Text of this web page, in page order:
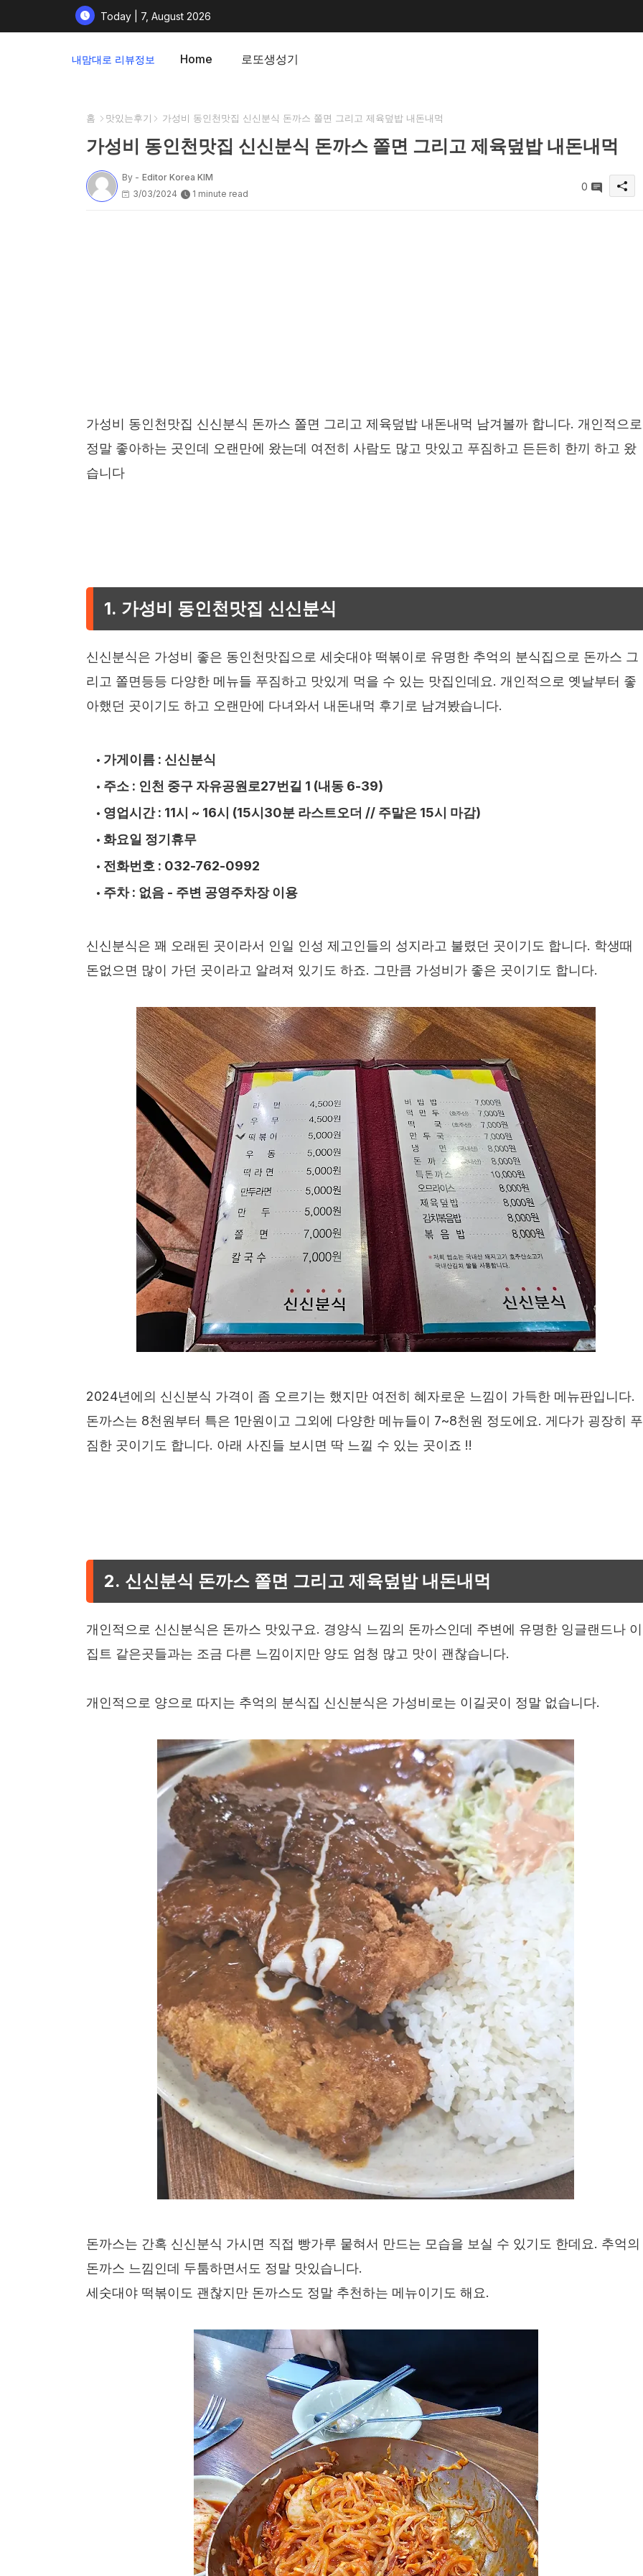
Today | 7, August 2026
내맘대로 리뷰정보 Home 로또생성기
홈 맛있는후기 가성비 동인천맛집 신신분식 돈까스 쫄면 그리고 제육덮밥 내돈내먹
가성비 동인천맛집 신신분식 돈까스 쫄면 그리고 제육덮밥 내돈내먹
By - Editor Korea KIM
3/03/2024
1 minute read
0
가성비 동인천맛집 신신분식 돈까스 쫄면 그리고 제육덮밥 내돈내먹 남겨볼까 합니다. 개인적으로
정말 좋아하는 곳인데 오랜만에 왔는데 여전히 사람도 많고 맛있고 푸짐하고 든든히 한끼 하고 왔
습니다
1. 가성비 동인천맛집 신신분식
신신분식은 가성비 좋은 동인천맛집으로 세숫대야 떡볶이로 유명한 추억의 분식집으로 돈까스 그
리고 쫄면등등 다양한 메뉴들 푸짐하고 맛있게 먹을 수 있는 맛집인데요. 개인적으로 옛날부터 좋
아했던 곳이기도 하고 오랜만에 다녀와서 내돈내먹 후기로 남겨봤습니다.
가게이름 : 신신분식
주소 : 인천 중구 자유공원로27번길 1 (내동 6-39)
영업시간 : 11시 ~ 16시 (15시30분 라스트오더 // 주말은 15시 마감)
화요일 정기휴무
전화번호 : 032-762-0992
주차 : 없음 - 주변 공영주차장 이용
신신분식은 꽤 오래된 곳이라서 인일 인성 제고인들의 성지라고 불렸던 곳이기도 합니다. 학생때
돈없으면 많이 가던 곳이라고 알려져 있기도 하죠. 그만큼 가성비가 좋은 곳이기도 합니다.
2024년에의 신신분식 가격이 좀 오르기는 했지만 여전히 혜자로운 느낌이 가득한 메뉴판입니다.
돈까스는 8천원부터 특은 1만원이고 그외에 다양한 메뉴들이 7~8천원 정도에요. 게다가 굉장히 푸
짐한 곳이기도 합니다. 아래 사진들 보시면 딱 느낄 수 있는 곳이죠 !!
2. 신신분식 돈까스 쫄면 그리고 제육덮밥 내돈내먹
개인적으로 신신분식은 돈까스 맛있구요. 경양식 느낌의 돈까스인데 주변에 유명한 잉글랜드나 이
집트 같은곳들과는 조금 다른 느낌이지만 양도 엄청 많고 맛이 괜찮습니다.
개인적으로 양으로 따지는 추억의 분식집 신신분식은 가성비로는 이길곳이 정말 없습니다.
돈까스는 간혹 신신분식 가시면 직접 빵가루 뭍혀서 만드는 모습을 보실 수 있기도 한데요. 추억의
돈까스 느낌인데 두툼하면서도 정말 맛있습니다.
세숫대야 떡볶이도 괜찮지만 돈까스도 정말 추천하는 메뉴이기도 해요.